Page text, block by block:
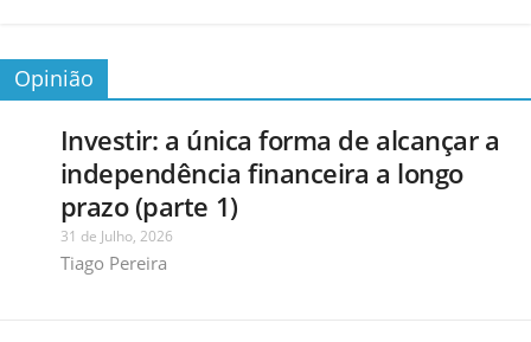
Opinião
Investir: a única forma de alcançar a
independência financeira a longo
prazo (parte 1)
31 de Julho, 2026
Tiago Pereira